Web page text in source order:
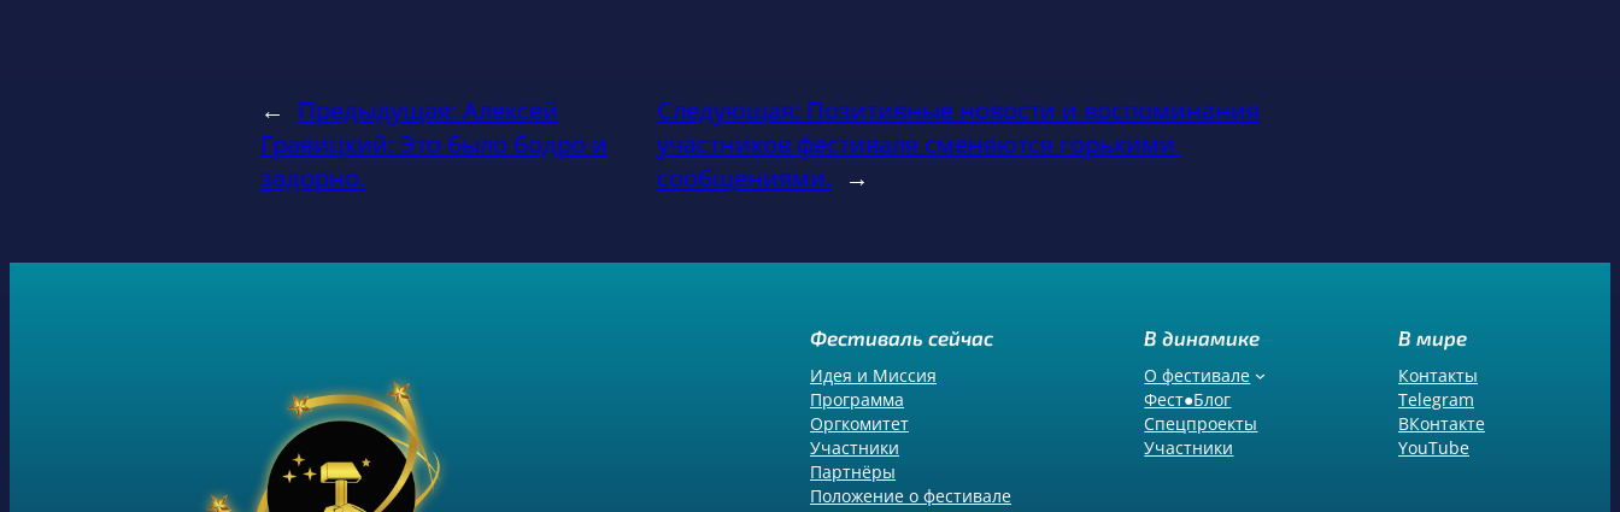
← Предыдущая: Алексей
Гравицкий: Это было бодро и
задорно.
Следующая: Позитивные новости и воспоминания
участников фестиваля сменяются горькими
сообщениями. →
Фестиваль сейчас
Идея и Миссия
Программа
Оргкомитет
Участники
Партнёры
Положение о фестивале
В динамике
О фестивале
Фест●Блог
Спецпроекты
Участники
В мире
Контакты
Telegram
ВКонтакте
YouTube